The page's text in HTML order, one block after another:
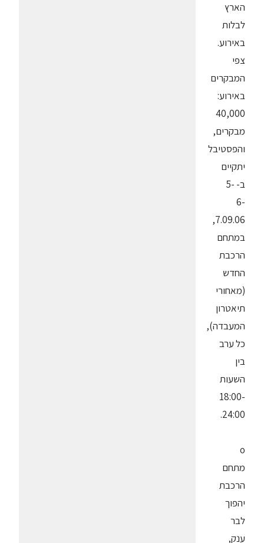
הארץ
לבלות
באירוע.
צפי
המבקרים
באירוע:
40,000
מבקרים,
והפסטיבל
יתקיים
ב- 5-
6-
7.09.06,
במתחם
הרכבת
החדש
(מאחורי
תיאטרון
המעבדה),
כל ערב
בין
השעות
18:00-
24:00.
o
מתחם
הרכבת
יהפוך
לבר
ענק,